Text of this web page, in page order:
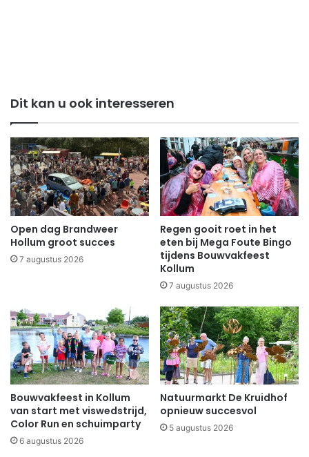
Dit kan u ook interesseren
Open dag Brandweer
Hollum groot succes
7 augustus 2026
Regen gooit roet in het
eten bij Mega Foute Bingo
tijdens Bouwvakfeest
Kollum
7 augustus 2026
Bouwvakfeest in Kollum
van start met viswedstrijd,
Color Run en schuimparty
6 augustus 2026
Natuurmarkt De Kruidhof
opnieuw succesvol
5 augustus 2026